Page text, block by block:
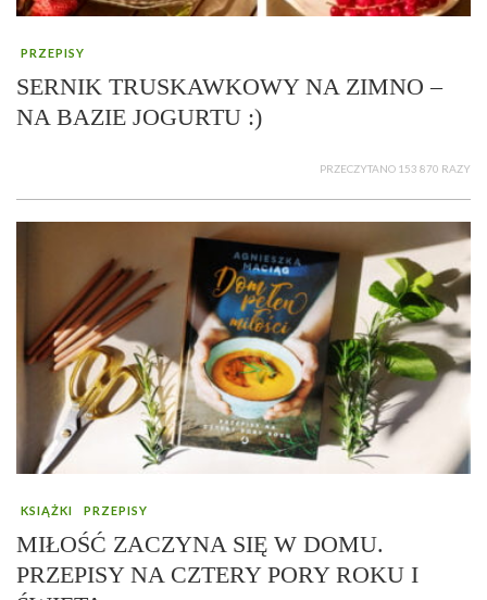
PRZEPISY
SERNIK TRUSKAWKOWY NA ZIMNO –
NA BAZIE JOGURTU :)
PRZECZYTANO 153 870 RAZY
KSIĄŻKI PRZEPISY
MIŁOŚĆ ZACZYNA SIĘ W DOMU.
PRZEPISY NA CZTERY PORY ROKU I